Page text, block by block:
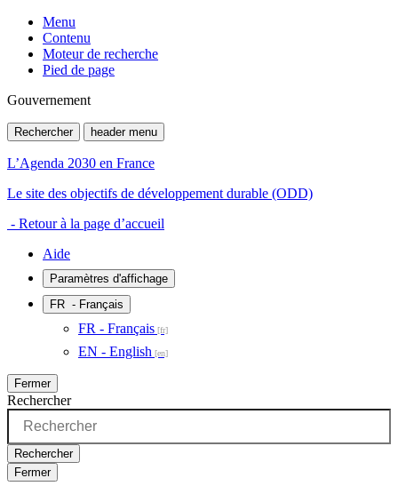
Menu
Contenu
Moteur de recherche
Pied de page
Gouvernement
Rechercher header menu
L’Agenda 2030 en France
Le site des objectifs de développement durable (ODD)
- Retour à la page d’accueil
Aide
Paramètres d'affichage
FR - Français
FR - Français
EN - English
Fermer
Rechercher
Rechercher
Fermer